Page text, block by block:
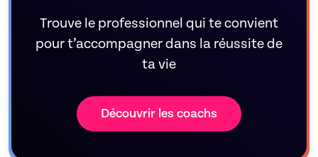
Trouve le professionnel qui te convient
pour t’accompagner dans la réussite de
ta vie
Découvrir les coachs